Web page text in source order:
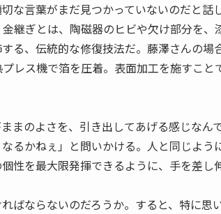
な言葉がまだ見つかっていないのだと話
継ぎとは、陶磁器のヒビや欠け部分を、
る、伝統的な修復技法だ。藤澤さんの場
レス機で箔を圧着。表面加工を施すこと
まのよさを、引き出してあげる感じなん
るかねぇ」と問いかける。人と同じよう
性を最大限発揮できるように、手を差し
ばならないのだろうか。すると、特に思